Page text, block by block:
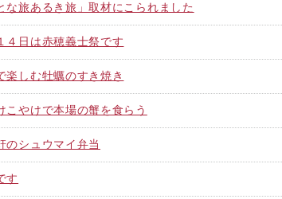
な旅あるき旅」取材にこられました
４日は赤穂義士祭です
楽しむ牡蠣のすき焼き
こやけで本場の蟹を食らう
のシュウマイ弁当
す